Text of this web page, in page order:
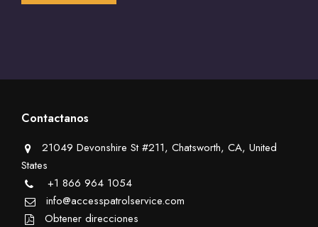
Contactanos
21049 Devonshire St #211, Chatsworth, CA, United
States
+1 866 964 1054
info@accesspatrolservice.com
Obtener direcciones